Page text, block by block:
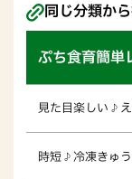
同じ分類か
ぷち食育簡単
見た目楽しい♪
時短♪冷凍きゅ